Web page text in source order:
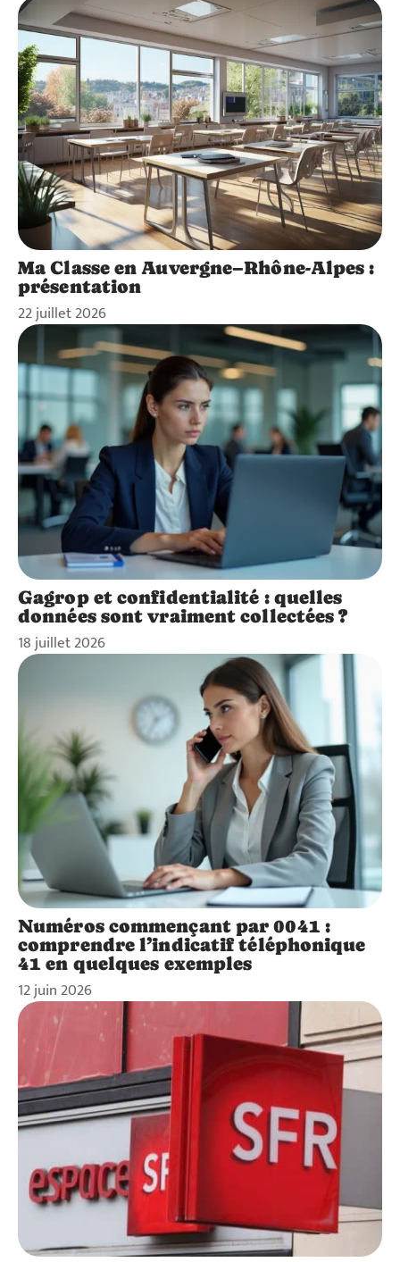
Ma Classe en Auvergne–Rhône-Alpes :
présentation
22 juillet 2026
Gagrop et confidentialité : quelles
données sont vraiment collectées ?
18 juillet 2026
Numéros commençant par 0041 :
comprendre l’indicatif téléphonique
41 en quelques exemples
12 juin 2026